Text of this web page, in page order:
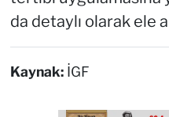
da detaylı olarak ele
Kaynak: İGF